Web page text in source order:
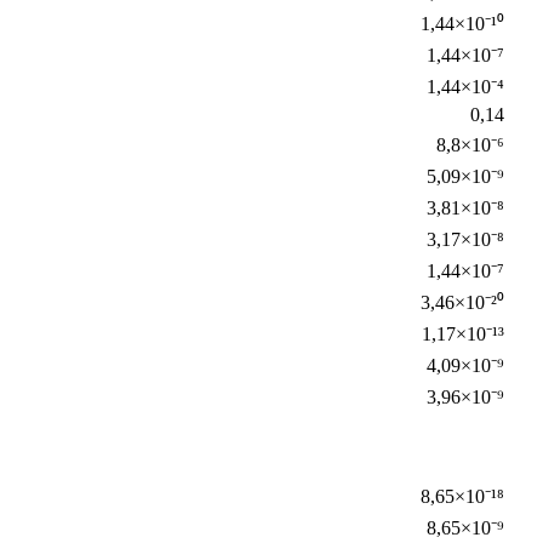
1,44×10⁻¹⁰
1,44×10⁻⁷
1,44×10⁻⁴
0,14
8,8×10⁻⁶
5,09×10⁻⁹
3,81×10⁻⁸
3,17×10⁻⁸
1,44×10⁻⁷
3,46×10⁻²⁰
1,17×10⁻¹³
4,09×10⁻⁹
3,96×10⁻⁹
8,65×10⁻¹⁸
8,65×10⁻⁹